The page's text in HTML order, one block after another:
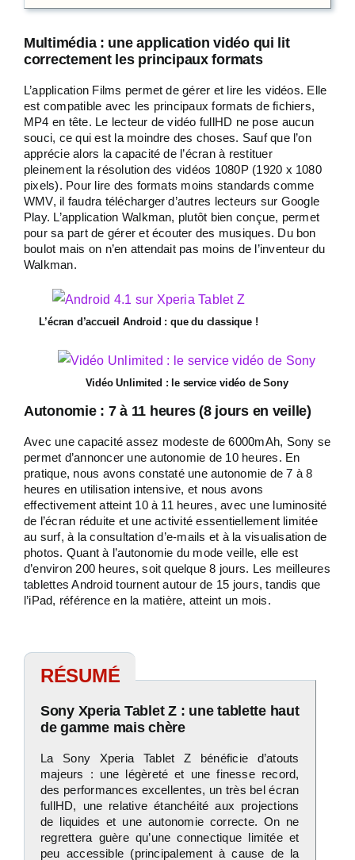
Multimédia : une application vidéo qui lit
correctement les principaux formats
L’application Films permet de gérer et lire les vidéos. Elle
est compatible avec les principaux formats de fichiers,
MP4 en tête. Le lecteur de vidéo fullHD ne pose aucun
souci, ce qui est la moindre des choses. Sauf que l’on
apprécie alors la capacité de l’écran à restituer
pleinement la résolution des vidéos 1080P (1920 x 1080
pixels). Pour lire des formats moins standards comme
WMV, il faudra télécharger d’autres lecteurs sur Google
Play. L’application Walkman, plutôt bien conçue, permet
pour sa part de gérer et écouter des musiques. Du bon
boulot mais on n’en attendait pas moins de l’inventeur du
Walkman.
L’écran d’accueil Android : que du classique !
Vidéo Unlimited : le service vidéo de Sony
Autonomie : 7 à 11 heures (8 jours en veille)
Avec une capacité assez modeste de 6000mAh, Sony se
permet d’annoncer une autonomie de 10 heures. En
pratique, nous avons constaté une autonomie de 7 à 8
heures en utilisation intensive, et nous avons
effectivement atteint 10 à 11 heures, avec une luminosité
de l’écran réduite et une activité essentiellement limitée
au surf, à la consultation d’e-mails et à la visualisation de
photos. Quant à l’autonomie du mode veille, elle est
d’environ 200 heures, soit quelque 8 jours. Les meilleures
tablettes Android tournent autour de 15 jours, tandis que
l’iPad, référence en la matière, atteint un mois.
RÉSUMÉ
Sony Xperia Tablet Z : une tablette haut
de gamme mais chère
La Sony Xperia Tablet Z bénéficie d’atouts
majeurs : une légèreté et une finesse record,
des performances excellentes, un très bel écran
fullHD, une relative étanchéité aux projections
de liquides et une autonomie correcte. On ne
regrettera guère qu’une connectique limitée et
peu accessible (principalement à cause de la